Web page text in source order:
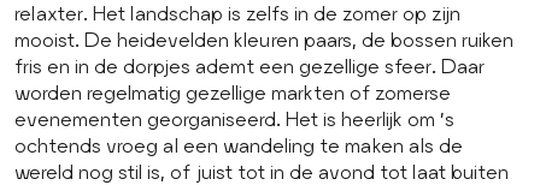
relaxter. Het landschap is zelfs in de zomer op zijn
mooist. De heidevelden kleuren paars, de bossen ruiken
fris en in de dorpjes ademt een gezellige sfeer. Daar
worden regelmatig gezellige markten of zomerse
evenementen georganiseerd. Het is heerlijk om ’s
ochtends vroeg al een wandeling te maken als de
wereld nog stil is, of juist tot in de avond tot laat buiten